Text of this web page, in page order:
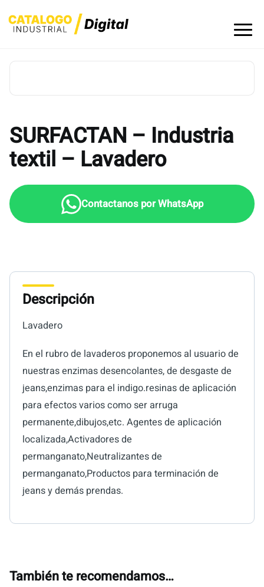
to
SURFACTAN – Industria
textil – Lavadero
Descripción
Lavadero
En el rubro de lavaderos proponemos al usuario de
nuestras enzimas desencolantes, de desgaste de
jeans,enzimas para el indigo.resinas de aplicación
para efectos varios como ser arruga
permanente,dibujos,etc. Agentes de aplicación
localizada,Activadores de
permanganato,Neutralizantes de
permanganato,Productos para terminación de
jeans y demás prendas.
También te recomendamos…